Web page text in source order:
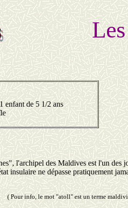
enfant de 5 1/2 ans
l'archipel des Maldives est l'un des
insulaire ne dépasse pratiquement
( Pour info, le mot "atoll" est un terme